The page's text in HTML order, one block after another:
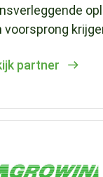
voorsprong
partner